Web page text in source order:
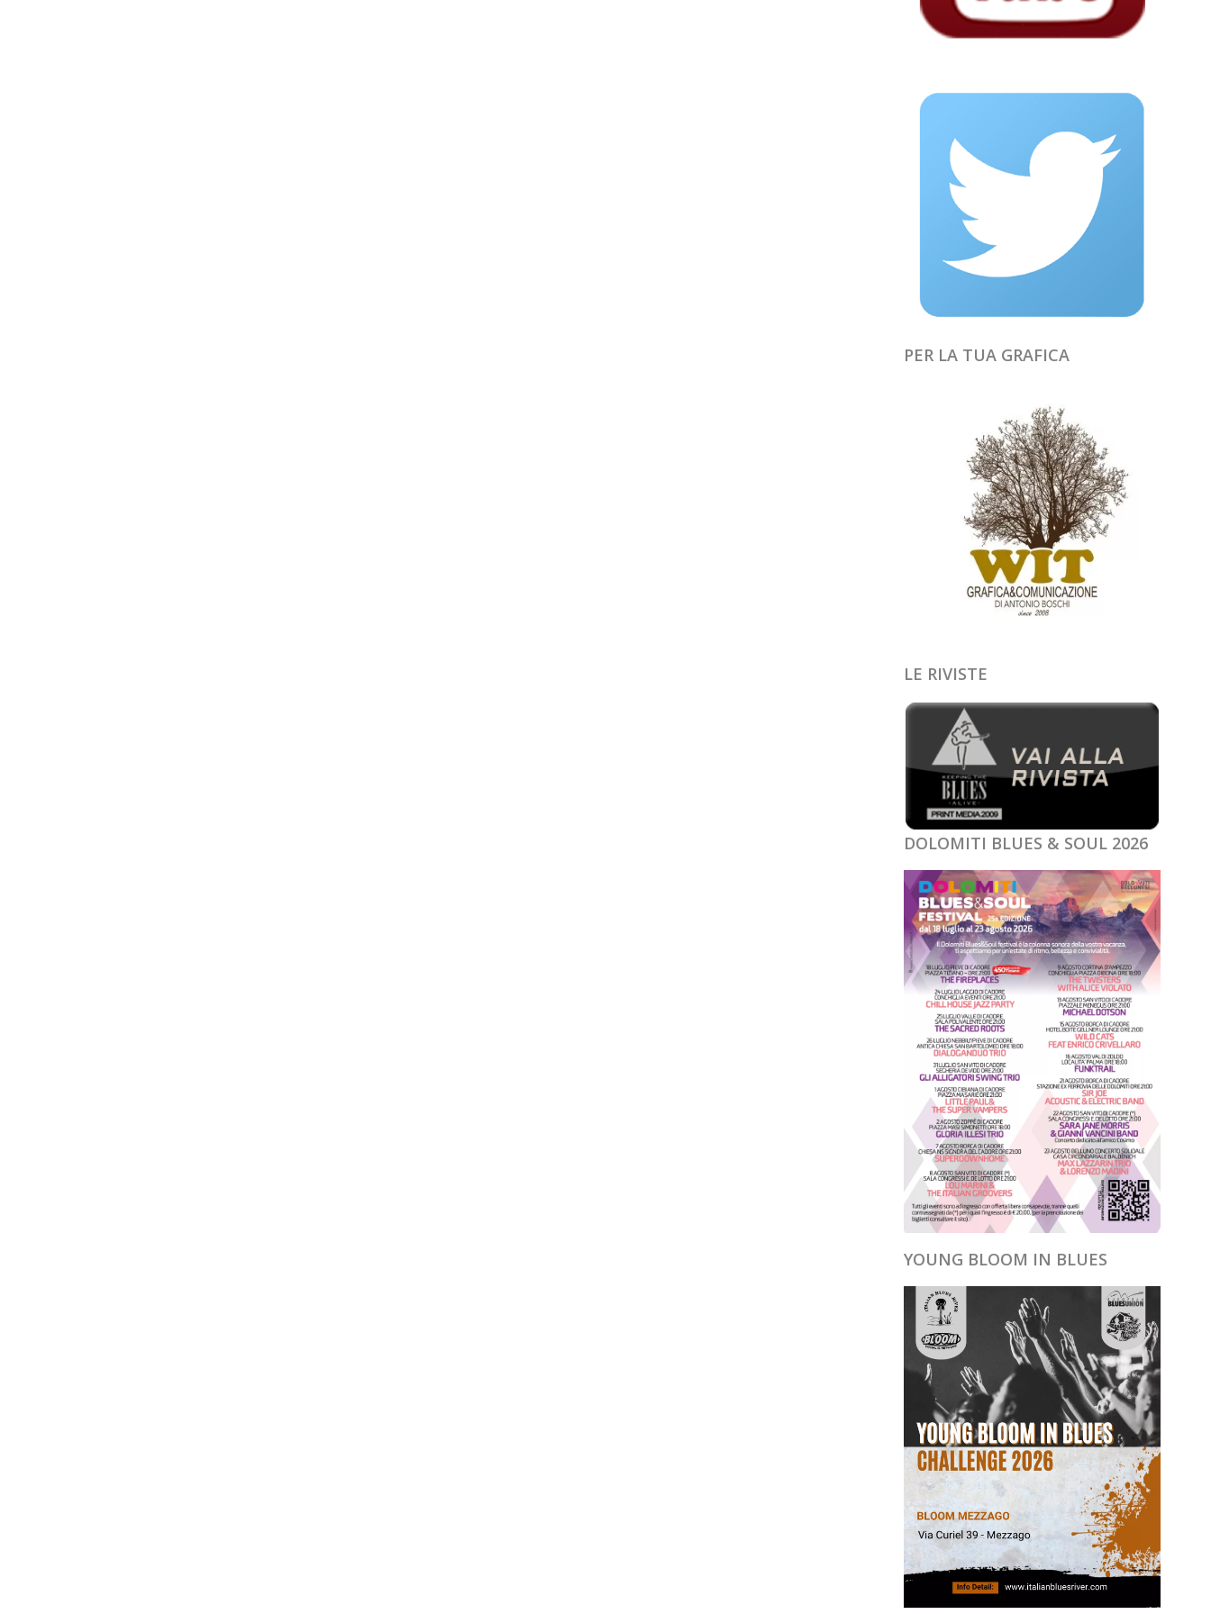
PER LA TUA GRAFICA
LE RIVISTE
DOLOMITI BLUES & SOUL 2026
YOUNG BLOOM IN BLUES